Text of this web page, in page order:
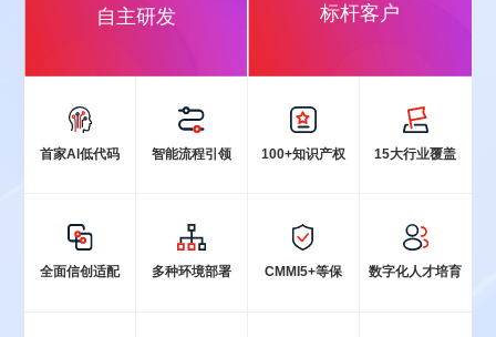
自主研发 标杆客户
首家Al低代码 智能流程引领 100+知识产权 15大行业覆盖
全面信创适配 多种环境部署 CMMI5+等保 数字化人才培育